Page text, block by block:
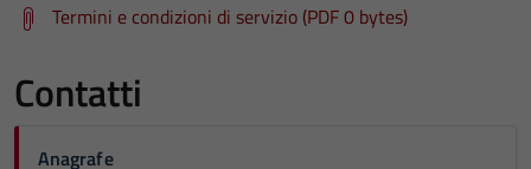
Termini e condizioni di servizio (PDF 0 bytes)
Contatti
Anagrafe